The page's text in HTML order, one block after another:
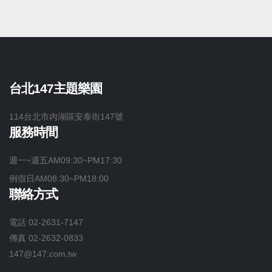
台北147主題樂園
114台北市內湖區安泰街147號
服務時間
週一~週五AM09:30~PM17:30
例假日AM08:30~PM18:00
聯絡方式
電話 02-2631-7147
傳真 02-2632-0833
147@147.com.tw